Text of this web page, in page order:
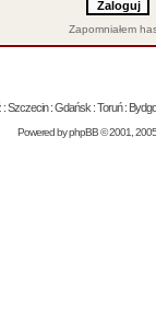
Zapomniałem
Szczecin : Gdańsk : Toruń :
Powered byphpBB© 2001,